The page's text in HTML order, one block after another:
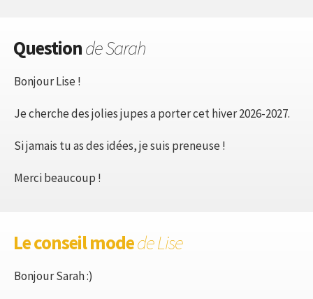
Questionde Sarah
Bonjour Lise !
Je cherche des jolies jupes a porter cet hiver 2026-2027.
Si jamais tu as des idées, je suis preneuse !
Merci beaucoup !
Le conseil modede Lise
Bonjour Sarah :)